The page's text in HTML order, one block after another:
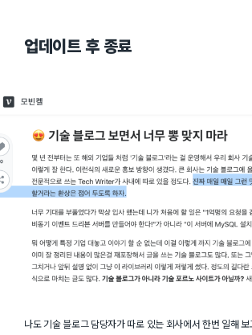
업데이트 후 종료
나도 기술 블로그 담당자가 따로 있는 회사에서 한번 일해 보